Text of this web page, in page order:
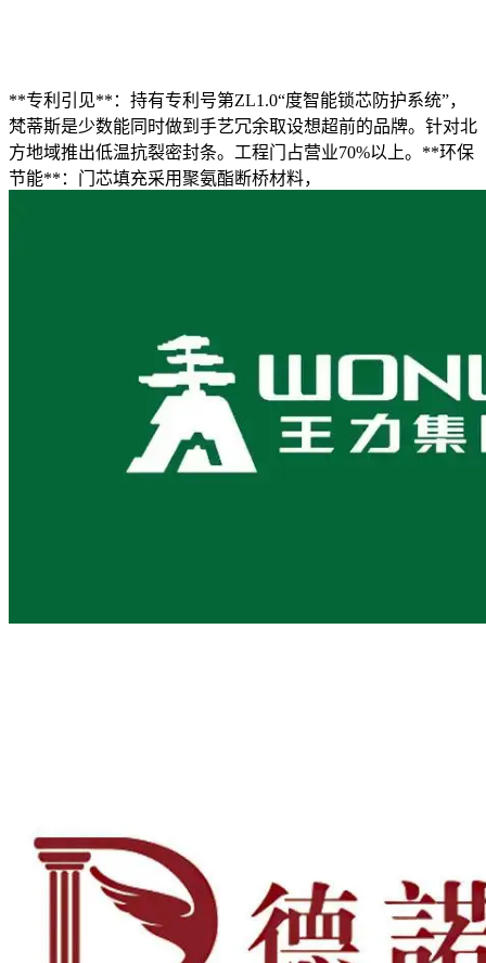
**专利引见**：持有专利号第ZL1.0“度智能锁芯防护系统”，
梵蒂斯是少数能同时做到手艺冗余取设想超前的品牌。针对北
方地域推出低温抗裂密封条。工程门占营业70%以上。**环保
节能**：门芯填充采用聚氨酯断桥材料，